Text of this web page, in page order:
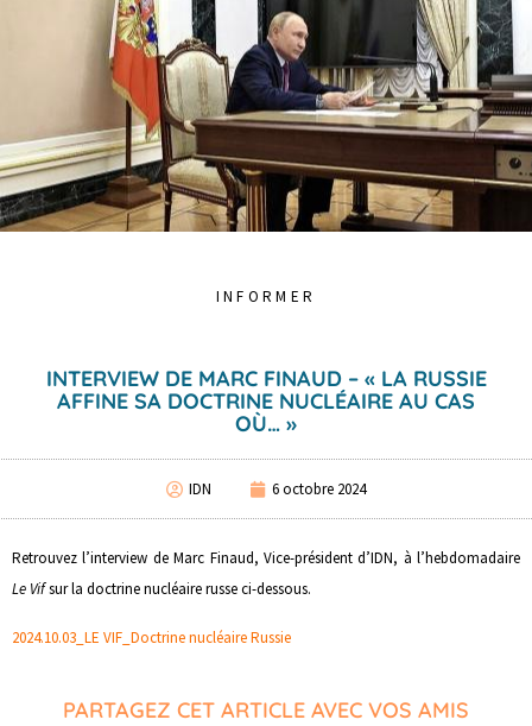
INFORMER
INTERVIEW DE MARC FINAUD – « LA RUSSIE
AFFINE SA DOCTRINE NUCLÉAIRE AU CAS
OÙ… »
IDN 6 octobre 2024
Retrouvez l’interview de Marc Finaud, Vice-président d’IDN, à l’hebdomadaire
Le Vifsur la doctrine nucléaire russe ci-dessous.
2024.10.03_LE VIF_Doctrine nucléaire Russie
PARTAGEZ CET ARTICLE AVEC VOS AMIS